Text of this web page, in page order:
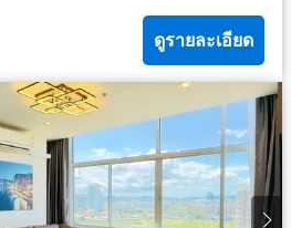
ดูรายละเอียด